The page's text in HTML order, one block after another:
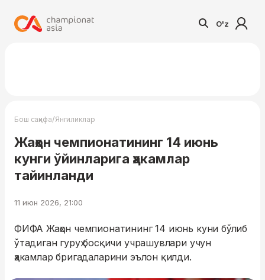
O'z
Бош саҳифа/Янгиликлар
Жаҳон чемпионатининг 14 июнь
кунги ўйинларига ҳакамлар
тайинланди
11 июн 2026, 21:00
ФИФА Жаҳон чемпионатининг 14 июнь куни бўлиб
ўтадиган гуруҳ босқичи учрашувлари учун
ҳакамлар бригадаларини эълон қилди.